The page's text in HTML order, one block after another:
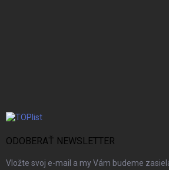
ODOBERAŤ NEWSLETTER
Vložte svoj e-mail a my Vám budeme